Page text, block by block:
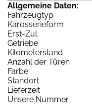
Allgemeine Daten:
Fahrzeugtyp
Karosserieform
Erst-Zul.
Getriebe
Kilometerstand
Anzahl der Türen
Farbe
Standort
Lieferzeit
Unsere Nummer